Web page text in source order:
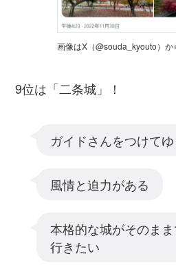
画像はX（@souda_kyouto）か
9位は「二条城」！
ガイドさんをつけて
風情と迫力がある
本格的な城がそのま
行きたい